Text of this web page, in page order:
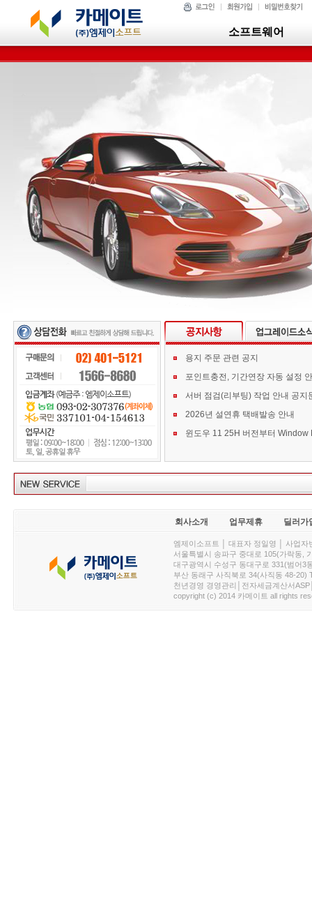
소프트웨어
용지 주문 관련 공지
포인트충전, 기간연장 자동 설정
서버 점검(리부팅) 작업 안내 공지
2026년 설연휴 택배발송 안내
회사소개 업무제휴 딜러가
엠제이소프트 │ 대표자 정일영 │ 사업
서울특별시 송파구 중대로 105(가락동,
대구광역시 수성구 동대구로 331(범어3
부산 동래구 사직북로 34(사직동 48-20)
천년경영 경영관리│전자세금계산서
copyright (c) 2014 카메이트 all rights